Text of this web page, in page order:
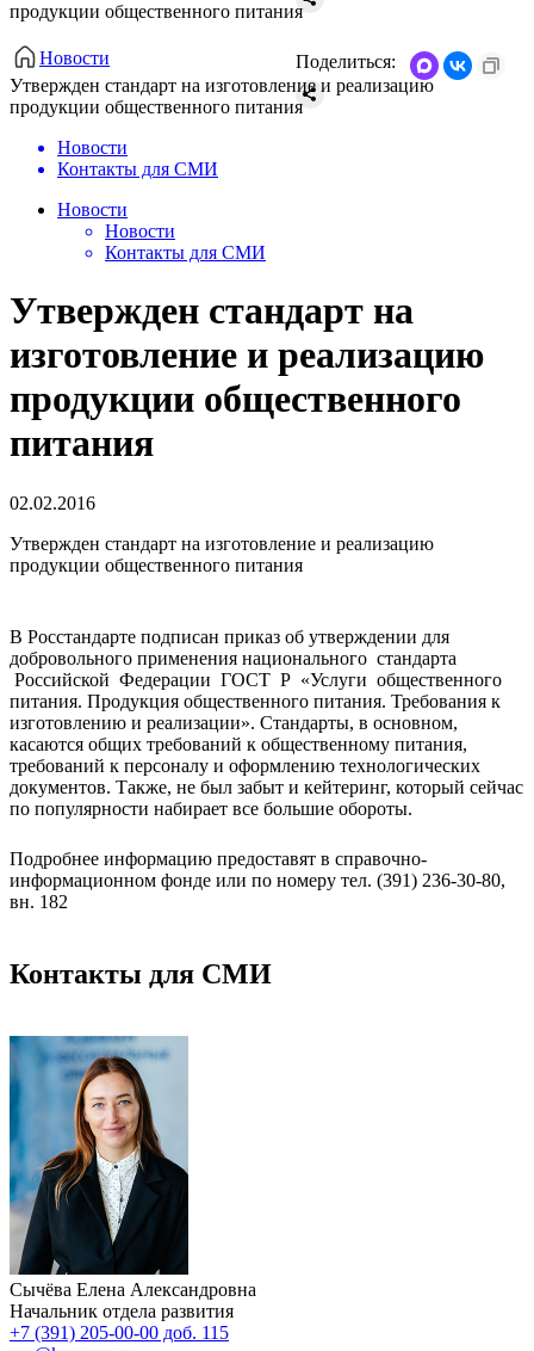
продукции общественного питания
Новости
Утвержден стандарт на изготовление и реализацию
продукции общественного питания
Поделиться:
Новости
Контакты для СМИ
Новости
Новости
Контакты для СМИ
Утвержден стандарт на
изготовление и реализацию
продукции общественного
питания
02.02.2016
Утвержден стандарт на изготовление и реализацию
продукции общественного питания
В Росстандарте подписан приказ об утверждении для
добровольного применения национального стандарта
Российской Федерации ГОСТ Р «Услуги общественного
питания. Продукция общественного питания. Требования к
изготовлению и реализации». Стандарты, в основном,
касаются общих требований к общественному питания,
требований к персоналу и оформлению технологических
документов. Также, не был забыт и кейтеринг, который сейчас
по популярности набирает все большие обороты.
Подробнее информацию предоставят в справочно-
информационном фонде или по номеру тел. (391) 236-30-80,
вн. 182
Контакты для СМИ
Сычёва Елена Александровна
Начальник отдела развития
+7 (391) 205-00-00 доб. 115